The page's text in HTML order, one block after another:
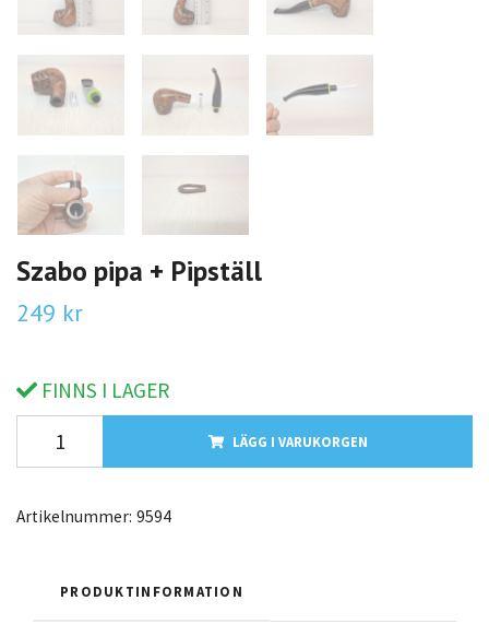
Szabo pipa + Pipställ
249 kr
FINNS I LAGER
LÄGG I VARUKORGEN
Artikelnummer: 9594
PRODUKTINFORMATION